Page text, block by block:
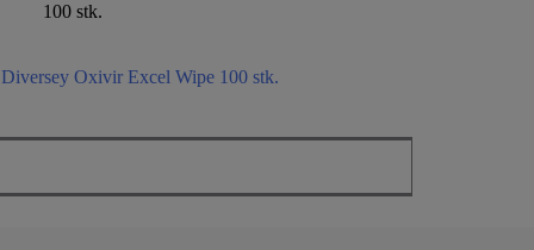
100 stk.
Oxivir Excel Wipe 100 stk.